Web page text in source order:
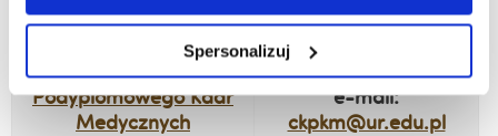
Spersonalizuj
Sekretariat Centrum
Kształcenia
Podyplomowego Kadr
Medycznych
tel.: 17 872 12 67
e-mail:
ckpkm@ur.edu.pl